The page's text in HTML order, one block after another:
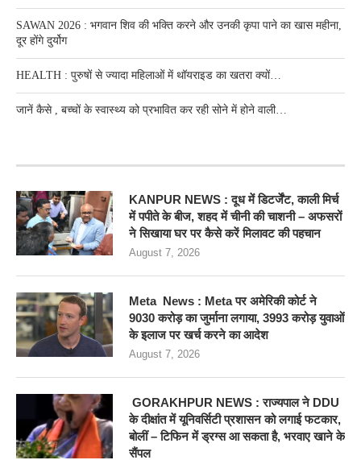
SAWAN 2026 : भगवान शिव की भक्ति करने और उनकी कृपा पाने का खास महीना,
दूर होंगे दुर्योग
HEALTH : पुरुषों से ज्यादा महिलाओं में थॉयराइड का खतरा क्यों…
जानें कैसे , बच्चों के स्वास्थ्य को प्रभावित कर रही सोने में होने वाली…
KANPUR NEWS : दूध में डिटर्जेंट, काली मिर्च
में पपीते के बीज, शहद में चीनी की चाशनी – अफसरों
ने सिखाया घर पर कैसे करें मिलावट की पहचान
August 7, 2026
Meta News : Meta पर अमेरिकी कोर्ट ने
9030 करोड़ का जुर्माना लगाया, 3993 करोड़ युवाओं
के इलाज पर खर्च करने का आदेश
August 7, 2026
GORAKHPUR NEWS : राज्यपाल ने DDU
के दीक्षांत में यूनिवर्सिटी प्रशासन को लगाई फटकार,
बोलीं – टिफिन में ड्रग्स आ सकता है, भरवाए खाने के
सैंपल